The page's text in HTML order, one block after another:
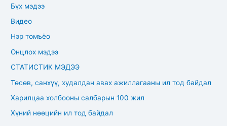
Бүх мэдээ
Видео
Нэр томъёо
Онцлох мэдээ
СТАТИСТИК МЭДЭЭ
Төсөв, санхүү, худалдан авах ажиллагааны ил тод байдал
Харилцаа холбооны салбарын 100 жил
Хүний нөөцийн ил тод байдал